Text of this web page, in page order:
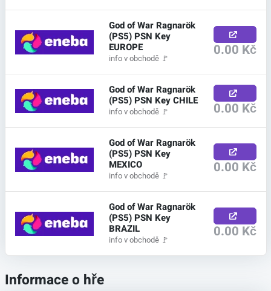
God of War Ragnarök
(PS5) PSN Key
EUROPE
info v obchodě 🚩 0.00 Kč
God of War Ragnarök
(PS5) PSN Key CHILE
info v obchodě 🚩 0.00 Kč
God of War Ragnarök
(PS5) PSN Key
MEXICO
info v obchodě 🚩 0.00 Kč
God of War Ragnarök
(PS5) PSN Key
BRAZIL
info v obchodě 🚩 0.00 Kč
Informace o hře